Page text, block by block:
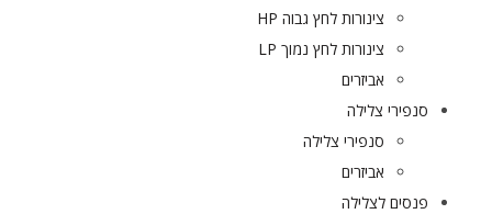
צינורות לחץ גבוה HP
צינורות לחץ נמוך LP
אביזרים
סנפירי צלילה
סנפירי צלילה
אביזרים
פנסים לצלילה